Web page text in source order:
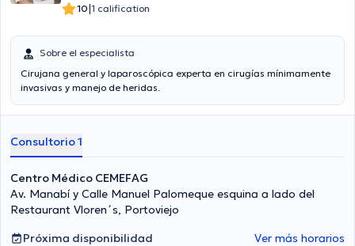
10|1 calification
Sobre el especialista
Cirujana general y laparoscópica experta en cirugías mínimamente
invasivas y manejo de heridas.
Consultorio 1
Centro Médico CEMEFAG
Av. Manabí y Calle Manuel Palomeque esquina a lado del
Restaurant Vloren´s, Portoviejo
Próxima disponibilidad
Ver más horarios